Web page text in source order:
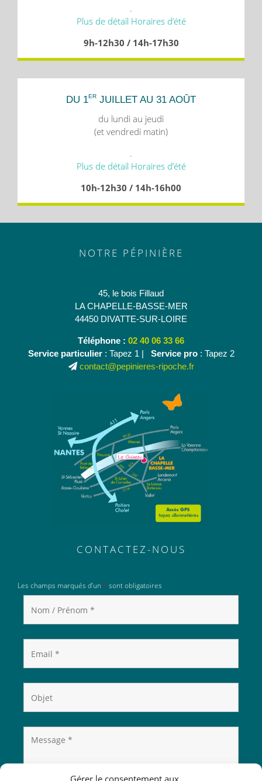
Gérer le consentement aux
.
Plus de détail Horaires d’été
9h-12h30 / 14h-17h30
DU 1ER JUILLET AU 31 AOÛT
du lundi au jeudi
(et vendredi matin)
.
Plus de détail Horaires d’été
10h-12h30 / 14h-16h00
NOTRE PÉPINIÈRE
45, le bois Fillaud
LA CHAPELLE-BASSE-MER
44450 DIVATTE-SUR-LOIRE
Téléphone : 02 40 06 33 66
Service particulier: Tapez 1 | Service pro: Tapez 2
contact@pepinieres-ripoche.fr
CONTACTEZ-NOUS
Les champs marqués d’un * sont obligatoires